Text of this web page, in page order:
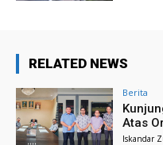
RELATED NEWS
Berita
Atas
Iskandar